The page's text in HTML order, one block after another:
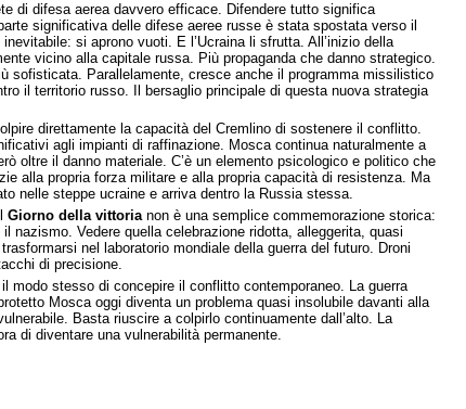
di difesa aerea davvero efficace. Difendere tutto significa
significativa delle difese aeree russe è stata spostata verso il
si aprono vuoti. E l’Ucraina li sfrutta. All’inizio della
vicino alla capitale russa. Più propaganda che danno strategico.
sofisticata. Parallelamente, cresce anche il programma missilistico
il territorio russo. Il bersaglio principale di questa nuova strategia
direttamente la capacità del Cremlino di sostenere il conflitto.
agli impianti di raffinazione. Mosca continua naturalmente a
oltre il danno materiale. C’è un elemento psicologico e politico che
alla propria forza militare e alla propria capacità di resistenza. Ma
nelle steppe ucraine e arriva dentro la Russia stessa.
Giorno della vittorianon è una semplice commemorazione storica:
Vedere quella celebrazione ridotta, alleggerita, quasi
nel laboratorio mondiale della guerra del futuro. Droni
di precisione.
stesso di concepire il conflitto contemporaneo. La guerra
Mosca oggi diventa un problema quasi insolubile davanti alla
Basta riuscire a colpirlo continuamente dall’alto. La
di diventare una vulnerabilità permanente.